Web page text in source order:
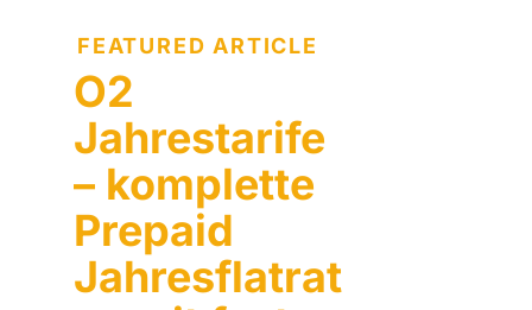
FEATURED ARTICLE
O2
Jahrestarife
– komplette
Prepaid
Jahresflatrat